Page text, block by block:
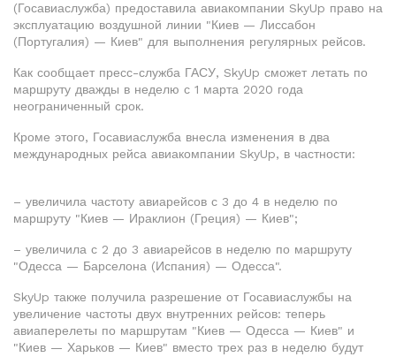
(Госавиаслужба) предоставила авиакомпании SkyUp право на
эксплуатацию воздушной линии "Киев — Лиссабон
(Португалия) — Киев" для выполнения регулярных рейсов.
Как сообщает пресс-служба ГАСУ, SkyUp сможет летать по
маршруту дважды в неделю с 1 марта 2020 года
неограниченный срок.
Кроме этого, Госавиаслужба внесла изменения в два
международных рейса авиакомпании SkyUp, в частности:
– увеличила частоту авиарейсов с 3 до 4 в неделю по
маршруту "Киев — Ираклион (Греция) — Киев";
– увеличила с 2 до 3 авиарейсов в неделю по маршруту
"Одесса — Барселона (Испания) — Одесса".
SkyUp также получила разрешение от Госавиаслужбы на
увеличение частоты двух внутренних рейсов: теперь
авиаперелеты по маршрутам "Киев — Одесса — Киев" и
"Киев — Харьков — Киев" вместо трех раз в неделю будут